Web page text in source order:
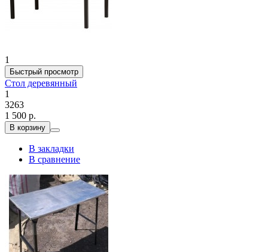
1
Быстрый просмотр
Стол деревянный
1
3263
1 500 р.
В корзину
В закладки
В сравнение